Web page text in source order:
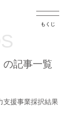
もくじ
の記事一覧
支援事業採択結果